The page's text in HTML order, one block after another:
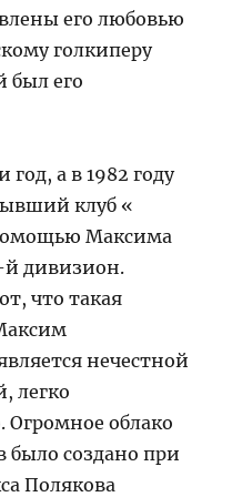
его любовью
голкиперу
был его
а в 1982 году
клуб «
Максима
дивизион.
что такая
нечестной
легко
облако
было создано при
Полякова